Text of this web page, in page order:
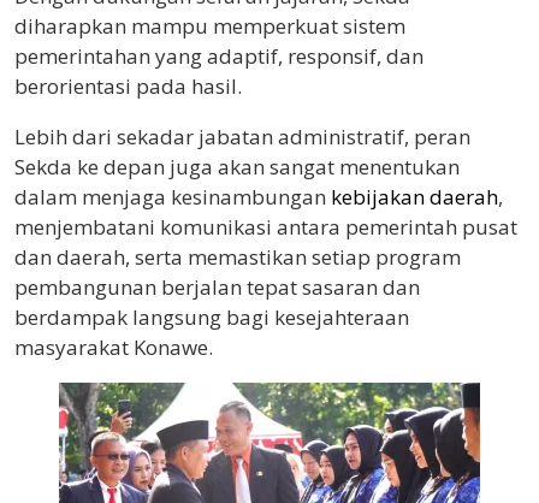
diharapkan mampu memperkuat sistem
pemerintahan yang adaptif, responsif, dan
berorientasi pada hasil.
Lebih dari sekadar jabatan administratif, peran
Sekda ke depan juga akan sangat menentukan
dalam menjaga kesinambungan kebijakan daerah,
menjembatani komunikasi antara pemerintah pusat
dan daerah, serta memastikan setiap program
pembangunan berjalan tepat sasaran dan
berdampak langsung bagi kesejahteraan
masyarakat Konawe.